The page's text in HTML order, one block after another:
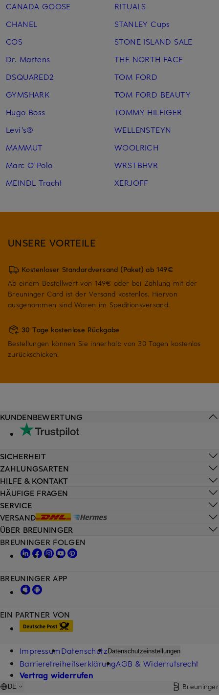
CANADA GOOSE
CHANEL
COS
Dr. Martens
DSQUARED2
GYMSHARK
Hugo Boss
Levi's®
MAMMUT
Marc O'Polo
MEINDL Tracht
RITUALS
STANLEY Cups
STONE ISLAND SALE
THE NORTH FACE
TOM FORD
TOM FORD BEAUTY
TOMMY HILFIGER
WELLENSTEYN
WOOLRICH
WRSTBHVR
XERJOFF
UNSERE VORTEILE
Kostenloser Standardversand (Paket) ab 149€
Ab einem Bestellwert von 149€ oder bei Zahlung mit der
Breuninger Card ist der Versand kostenlos. Hiervon
ausgenommen sind Waren im Speditionsversand.
30 Tage kostenlose Rückgabe
Bestellungen können Sie innerhalb von 30 Tagen kostenlos
zurückschicken.
HILFE & KONTAKT
HÄUFIGE FRAGEN
SERVICE
VERSAND
KUNDENBEWERTUNG
SICHERHEIT
ZAHLUNGSARTEN
ÜBER BREUNINGER
EIN PARTNER VON
BREUNINGER FOLGEN
BREUNINGER APP
ImpressumDatenschutz Datenschutzeinstellungen
BarrierefreiheitserklärungAGB & Widerrufsrecht
Vertrag widerrufen
DE Breuninger